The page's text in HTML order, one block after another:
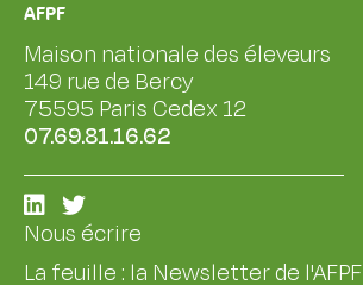
AFPF
Maison nationale des éleveurs
149 rue de Bercy
75595 Paris Cedex 12
07.69.81.16.62
Nous écrire
La feuille : la Newsletter de l'AFPF